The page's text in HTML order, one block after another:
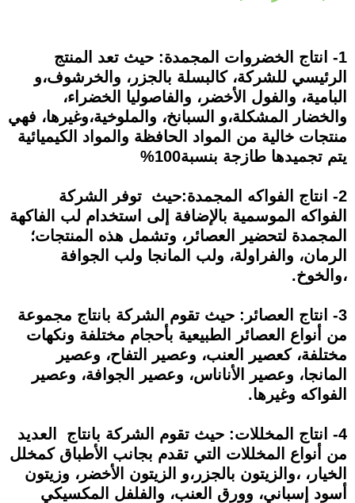
1- انتاج الخضروات المجمدة: حيث تعد المنتج
الرئيسي للشركة، كالبسلة بالجزر، والخرشوف،و
البامية، والفول الأخضر، والفاصوليا الخضراء،
والخضار المشكلة،و السبانخ، والملوخية،وغيرها، فهي
منتجات خالية من المواد الحافظة والمواد الكيميائية
يتم تجميدها طازجة بنسبة100%
2- انتاج الفواكه المجمدة:حيث توفر الشركة
الفواكه الموسمية بالإضافة إلى استخدام لب الفاكهة
المجمدة لتحضير العصائر، وتشمل هذه المنتجات؛
الرمان، والفراولة، ولب المانجا ولب الجوافة
،والخوخ.
3- انتاج العصائر: حيث تقوم الشركة بانتاج مجموعة
من أنواع العصائر الطبيعية بأحجام مختلفة ونكهات
مختلفة، كعصير العنب، وعصير التفاح، وعصير
المانجا، وعصير الأناناس، وعصير الجوافة، وعصير
الفواكه وغيرها.
4- انتاج المخللات: حيث تقوم الشركة بانتاج العديد
من أنواع المخللات التي تقدم بجانب الأطباق كمخلل
الخيار، ،والزيتون بالجزر،و الزيتون الأخضر، وزيتون
أسود إسباني، وورق العنب، والفلفل المكسيكي